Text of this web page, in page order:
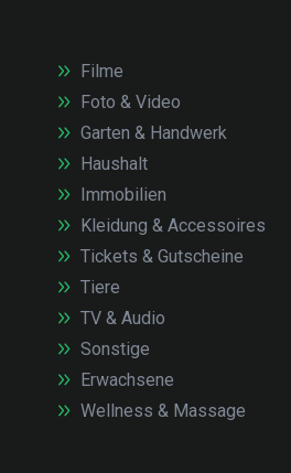
Filme
Foto & Video
Garten & Handwerk
Haushalt
Immobilien
Kleidung & Accessoires
Tickets & Gutscheine
Tiere
TV & Audio
Sonstige
Erwachsene
Wellness & Massage